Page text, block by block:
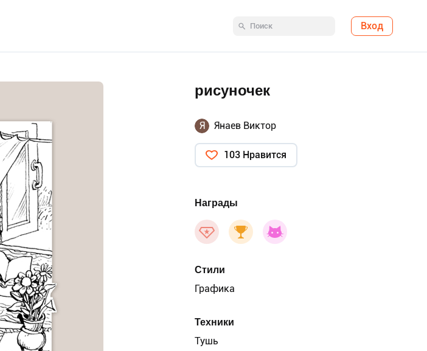
Вход
рисуночек
Я Янаев Виктор
103 Нравится
Награды
Стили
Графика
Техники
Тушь